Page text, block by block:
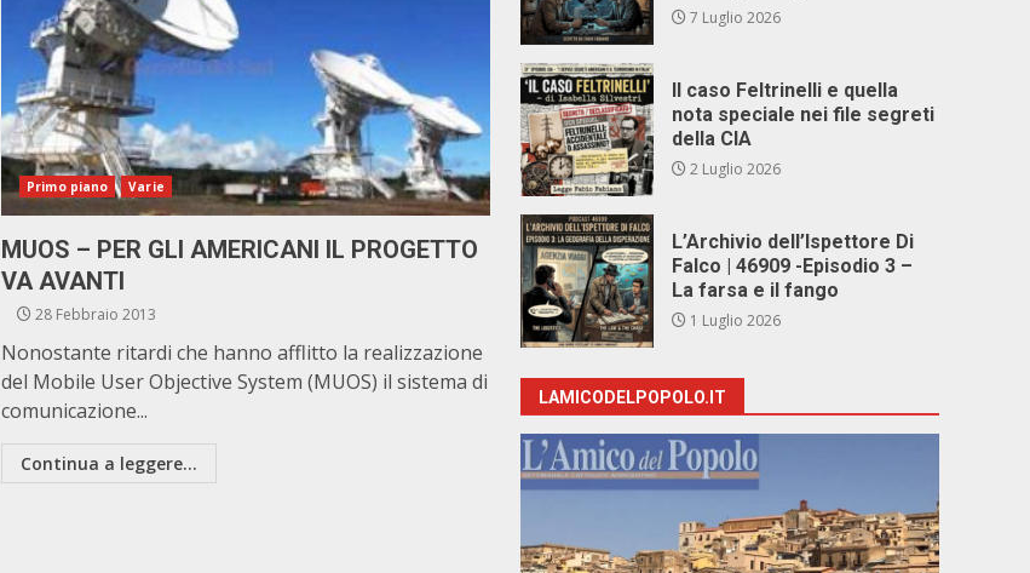
Primo piano Varie
MUOS – PER GLI AMERICANI IL PROGETTO
VA AVANTI
28 Febbraio 2013
Nonostante ritardi che hanno afflitto la realizzazione
del Mobile User Objective System (MUOS) il sistema di
comunicazione...
Continua a leggere...
7 Luglio 2026
Il caso Feltrinelli e quella
nota speciale nei file segreti
della CIA
2 Luglio 2026
L’Archivio dell’Ispettore Di
Falco | 46909 -Episodio 3 –
La farsa e il fango
1 Luglio 2026
LAMICODELPOPOLO.IT